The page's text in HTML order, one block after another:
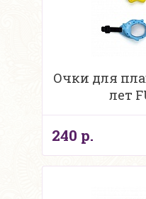
Очки для
лет
240 р.